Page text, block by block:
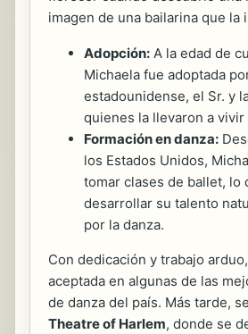
imagen de una bailarina que la
Adopción: A la edad de
Michaela fue adoptada
estadounidense, el Sr. y
quienes la llevaron a vivir
Formación en danza:
los Estados Unidos,
tomar clases de ballet, lo
desarrollar su talento
por la danza.
Con dedicación y trabajo
aceptada en algunas de las
de danza del país. Más tarde,
Theatre of Harlem, donde se